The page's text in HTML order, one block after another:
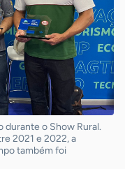
o Show Rural.
2021 e 2022, a
também foi